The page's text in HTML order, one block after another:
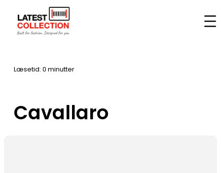
indhold
Hjem– Mærker–
Læsetid: 0 minutter
Cavallaro